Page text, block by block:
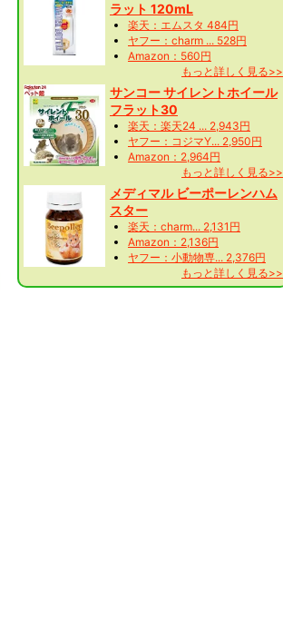
ラット 120mL
楽天：エムスタ 484円
ヤフー：charm ... 528円
Amazon：560円
もっと詳しく見る>>
サンコー サイレントホイール
フラット30
楽天：楽天24 ... 2,943円
ヤフー：コジマY... 2,950円
Amazon：2,964円
もっと詳しく見る>>
メディマル ビーポーレンハム
スター
楽天：charm... 2,131円
Amazon：2,136円
ヤフー：小動物専... 2,376円
もっと詳しく見る>>